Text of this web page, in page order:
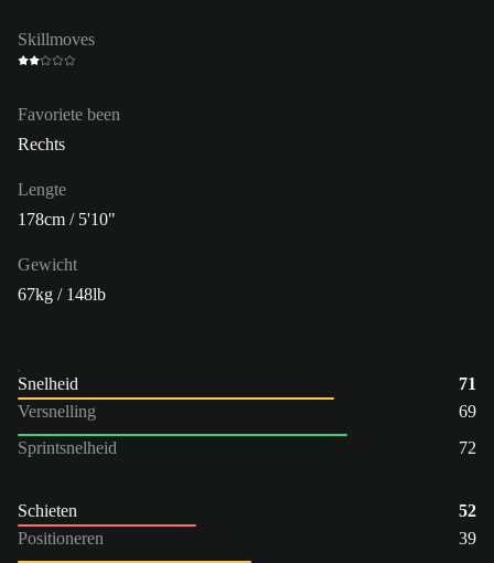
Skillmoves
Favoriete been
Rechts
Lengte
178cm / 5'10"
Gewicht
67kg / 148lb
Snelheid
71
Versnelling
69
Sprintsnelheid
72
Schieten
52
Positioneren
39